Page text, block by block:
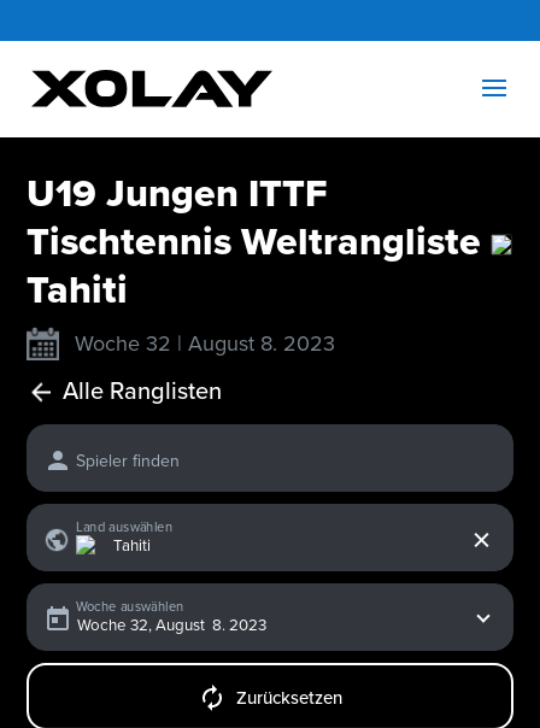
U19 Jungen ITTF
Tischtennis Weltrangliste
Tahiti
Woche 32 | August 8. 2023
Alle Ranglisten
Spieler finden
Land auswählen
Woche auswählen
Zurücksetzen